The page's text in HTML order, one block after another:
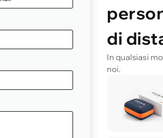
di
In qualsiasi
noi.